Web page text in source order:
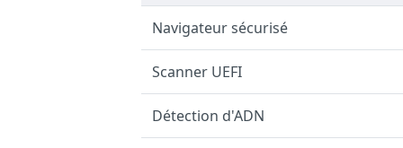
Navigateur sécurisé
Scanner UEFI
Détection d'ADN